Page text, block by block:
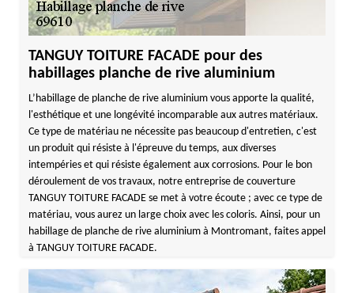
TANGUY TOITURE FACADE pour des
habillages planche de rive aluminium
L’habillage de planche de rive aluminium vous apporte la qualité,
l'esthétique et une longévité incomparable aux autres matériaux.
Ce type de matériau ne nécessite pas beaucoup d'entretien, c'est
un produit qui résiste à l'épreuve du temps, aux diverses
intempéries et qui résiste également aux corrosions. Pour le bon
déroulement de vos travaux, notre entreprise de couverture
TANGUY TOITURE FACADE se met à votre écoute ; avec ce type de
matériau, vous aurez un large choix avec les coloris. Ainsi, pour un
habillage de planche de rive aluminium à Montromant, faites appel
à TANGUY TOITURE FACADE.